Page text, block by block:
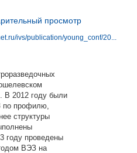
просмотр
ivs/publication/young_conf/20...
В 2012 году были
по профилю,
структуры
году проведены
ВЭЗ на